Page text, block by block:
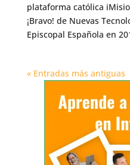
plataforma católica
¡Bravo! de Nuevas
Episcopal Española en
« Entradas más antiguas